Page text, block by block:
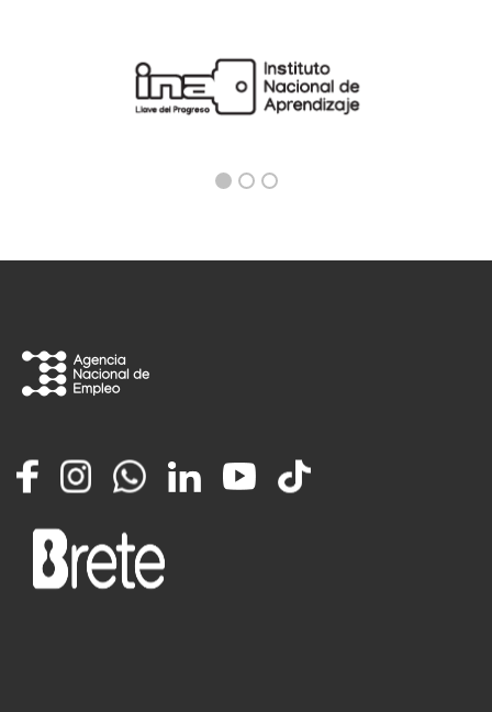
FacebookInstagramWhatsappLinkedInYouTube
TikTok